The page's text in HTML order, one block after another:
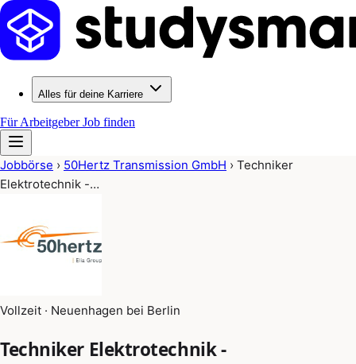
Alles für deine Karriere
Für ArbeitgeberJob finden
Jobbörse › 50Hertz Transmission GmbH › Techniker
Elektrotechnik -…
Vollzeit · Neuenhagen bei Berlin
Techniker Elektrotechnik -